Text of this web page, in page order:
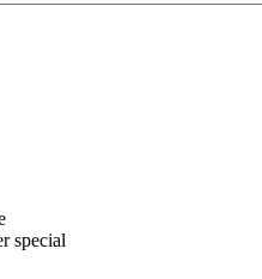
special